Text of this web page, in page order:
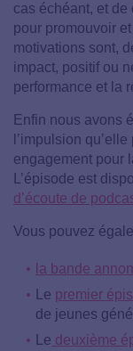
cas échéant, et
pour promouvoir
motivations sont,
impact, positif ou
performance et la
Enfin nous avons
l’impulsion
engagement pour
L’épisode est
d’écoute de
Vous pouvez
la bande
Le premier
de jeunes
Le deuxième